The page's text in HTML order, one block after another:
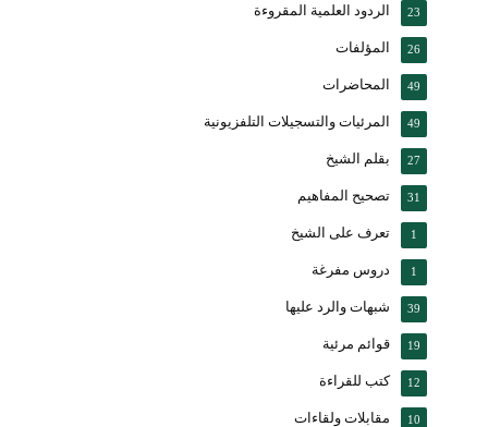
الردود العلمية المقروءة 23
المؤلفات 26
المحاضرات 49
المرئيات والتسجيلات التلفزيونية 49
بقلم الشيخ 27
تصحيح المفاهيم 31
تعرف على الشيخ 1
دروس مفرغة 1
شبهات والرد عليها 39
قوائم مرئية 19
كتب للقراءة 12
مقابلات ولقاءات 10